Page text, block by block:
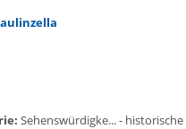
Sehenswürdigke... - historische